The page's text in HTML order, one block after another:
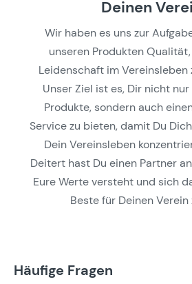
Deinen
Wir haben es uns zur
unseren Produkten
Leidenschaft im Vereinsleben
Unser Ziel ist es, Dir nicht
Produkte, sondern auch
Service zu bieten, damit Du
Dein Vereinsleben
Deitert hast Du einen Partner
Eure Werte versteht und sich
Beste für Deinen Verein
Häufige Fragen